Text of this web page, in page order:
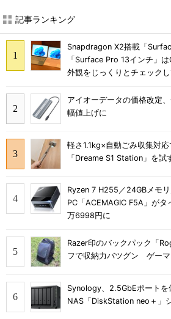
記事ランキング
Snapdragon X2搭載「
「Surface Pro 13インチ」
外観をじっくりとチェック
アイオーデータの価格改定
幅値上げに
軽さ1.1kg×自動ごみ収集対
「Dreame S1 Station」を
Ryzen 7 H255／24GBメモ
PC「ACEMAGIC F5A」が
万6998円に
Razer印のバックパック「
フで収納力バツグン ゲー
Synology、2.5GbEポートを
NAS「DiskStation neo＋」